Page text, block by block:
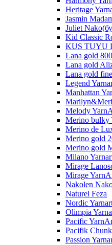
Heritage
Jasmin
Juliet
Kid Classic
KUS TUYU
Lana gold
Lana gold
Lana gold
Legend
Manhattan
Melody
Merino bulky
Merino de
Merino gold
Merino gold
Milano
Mirage
Mirage
Nakolen
Naturel Feza
Nordic
Olimpia
Pacific
Pacifik
Passion